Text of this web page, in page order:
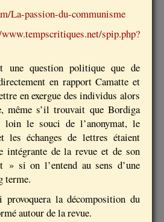
La-passion-du-communisme
spip.php?
une question politique que de
en rapport Camatte et
en exergue des individus alors
même s’il trouvait que Bordiga
loin le souci de l’anonymat, le
échanges de lettres étaient
intégrante de la revue et de son
» si on l’entend au sens d’une
terme.
la décomposition du
autour de la revue.